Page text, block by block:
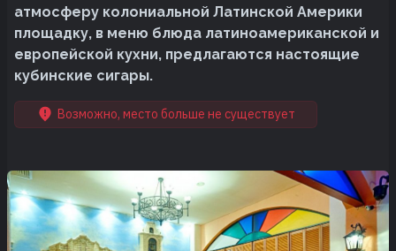
атмосферу колониальной Латинской Америки
площадку, в меню блюда латиноамериканской и
европейской кухни, предлагаются настоящие
кубинские сигары.
Возможно, место больше не существует